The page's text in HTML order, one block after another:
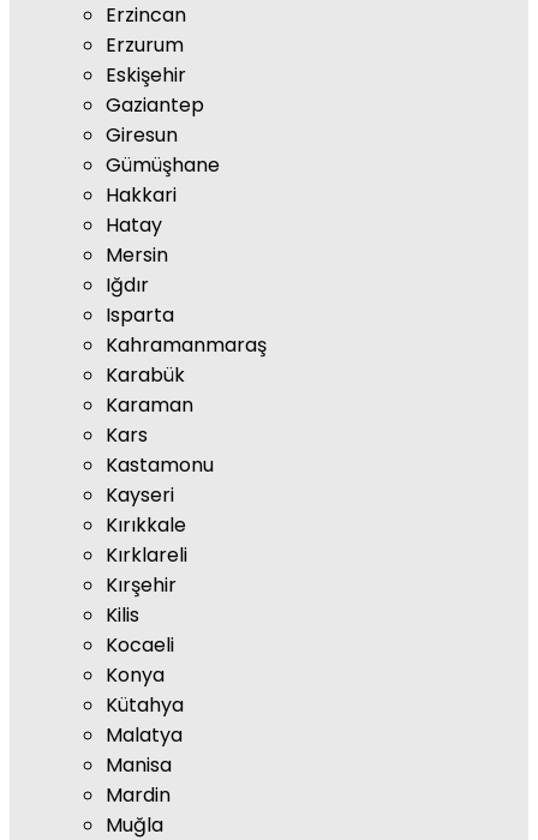
Erzincan
Erzurum
Eskişehir
Gaziantep
Giresun
Gümüşhane
Hakkari
Hatay
Mersin
Iğdır
Isparta
Kahramanmaraş
Karabük
Karaman
Kars
Kastamonu
Kayseri
Kırıkkale
Kırklareli
Kırşehir
Kilis
Kocaeli
Konya
Kütahya
Malatya
Manisa
Mardin
Muğla